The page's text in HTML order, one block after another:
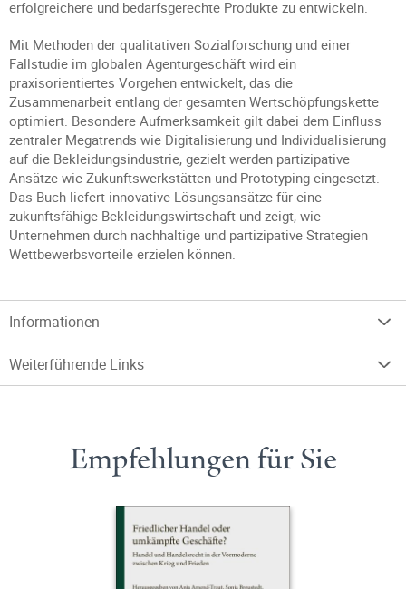
erfolgreichere und bedarfsgerechte Produkte zu entwickeln.
Mit Methoden der qualitativen Sozialforschung und einer
Fallstudie im globalen Agenturgeschäft wird ein
praxisorientiertes Vorgehen entwickelt, das die
Zusammenarbeit entlang der gesamten Wertschöpfungskette
optimiert. Besondere Aufmerksamkeit gilt dabei dem Einfluss
zentraler Megatrends wie Digitalisierung und Individualisierung
auf die Bekleidungsindustrie, gezielt werden partizipative
Ansätze wie Zukunftswerkstätten und Prototyping eingesetzt.
Das Buch liefert innovative Lösungsansätze für eine
zukunftsfähige Bekleidungswirtschaft und zeigt, wie
Unternehmen durch nachhaltige und partizipative Strategien
Wettbewerbsvorteile erzielen können.
Informationen
Weiterführende Links
Empfehlungen für Sie